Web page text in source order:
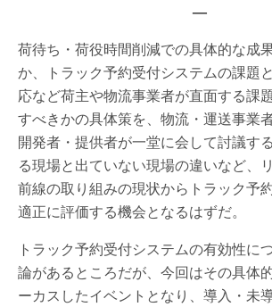
—
荷待ち・荷役時間削減での具体的な成
か、トラック予約受付システムの課題
応など荷主や物流事業者が直面する課
すべきかの具体策を、物流・運送事業
開発者・提供者が一堂に会して討議す
る現場と出ていない現場の違いなど、
前線の取り組みの現状からトラック予
適正に評価する機会となるはずだ。
トラック予約受付システムの有効性に
論があるところだが、今回はその具体
ーカスしたイベントとなり、導入・未